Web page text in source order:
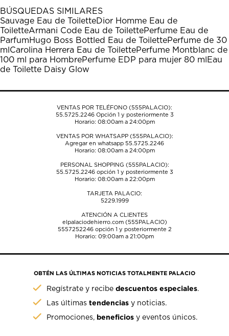
1
estrella
Esta
acción
abrirá
el
formulario
de
estrellas.
Esta
acción
abrirá
el
formulario
de
estrellas.
Esta
acción
abrirá
el
formulario
de
estrellas.
Esta
acción
abrirá
el
formulario
de
estrellas.
Esta
acción
abrirá
el
formulario
de
BÚSQUEDAS SIMILARES
Sauvage Eau de ToiletteDior Homme Eau de
ToiletteArmani Code Eau de ToilettePerfume Eau de
ParfumHugo Boss Bottled Eau de ToilettePerfume de 30
ml Carolina Herrera Eau de ToilettePerfume Montblanc de
100 ml para HombrePerfume EDP para mujer 80 ml Eau
de Toilette Daisy Glow
VENTAS POR TELÉFONO (555PALACIO):
55.5725.2246Opción 1 y posteriormente 3
Horario: 08:00am a 24:00pm
VENTAS POR WHATSAPP (555PALACIO):
Agregar en whatsapp 55.5725.2246
Horario: 08:00am a 24:00pm
PERSONAL SHOPPING (555PALACIO):
55.5725.2246opción 1 y posteriormente 3
Horario: 08:00am a 22:00pm
TARJETA PALACIO:
5229.1999
ATENCIÓN A CLIENTES
elpalaciodehierro.com (555PALACIO)
5557252246opción 1 y posteriormente 2
Horario: 09:00am a 21:00pm
OBTÉN LAS ÚLTIMAS NOTICIAS TOTALMENTE PALACIO
Regístrate y recibedescuentos especiales.
Las últimastendencias y noticias.
Promociones, beneficios y eventos únicos.